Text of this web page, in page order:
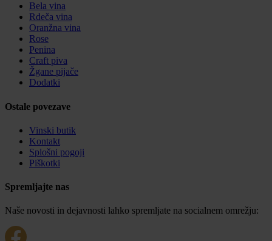
Bela vina
Rdeča vina
Oranžna vina
Rose
Penina
Craft piva
Žgane pijače
Dodatki
Ostale povezave
Vinski butik
Kontakt
Splošni pogoji
Piškotki
Spremljajte nas
Naše novosti in dejavnosti lahko spremljate na socialnem omrežju: